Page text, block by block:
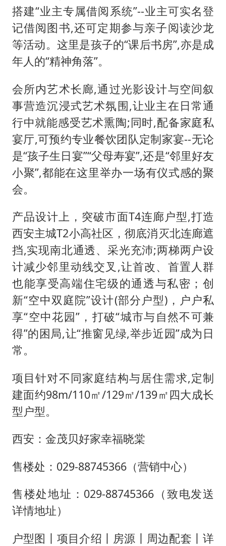
搭建“业主专属借阅系统”--业主可实名登
记借阅图书,还可定期参与亲子阅读沙龙
等活动。这里是孩子的“课后书房”,亦是成
年人的“精神角落”。
会所内艺术长廊,通过光影设计与空间叙
事营造沉浸式艺术氛围,让业主在日常通
行中就能感受艺术熏陶;同时,配备家庭私
宴厅,可预约专业餐饮团队定制家宴--无论
是“孩子生日宴”“父母寿宴”,还是“邻里好友
小聚”,都能在这里举办一场有仪式感的聚
会。
产品设计上，突破市面T4连廊户型,打造
西安主城T2小高社区，彻底消灭北连廊遮
挡,实现南北通透、采光充沛;两梯两户设
计减少邻里动线交叉,让首改、首置人群
也能享受高端住宅级的通透与私密；创
新“空中双庭院”设计(部分户型)，户户私
享“空中花园”，打破“城市与自然不可兼
得”的困局,让“推窗见绿,举步近园”成为日
常。
项目针对不同家庭结构与居住需求,定制
建面约98m/110㎡/129㎡/139㎡四大成长
型户型。
西安：金茂贝好家幸福晓棠
售楼处：029-88745366（营销中心）
售楼处地址：029-88745366（致电发送
详情地址）
户型图丨项目介绍丨房源丨周边配套丨详